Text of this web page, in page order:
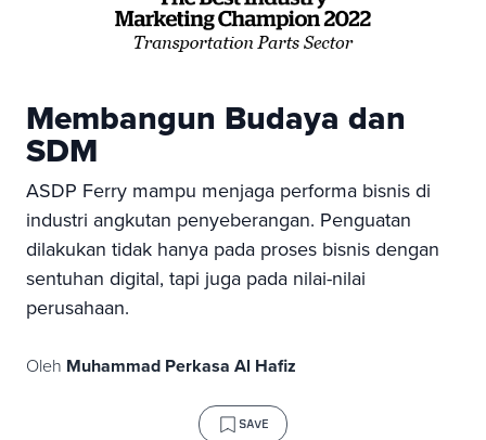
Membangun Budaya dan
SDM
ASDP Ferry mampu menjaga performa bisnis di
industri angkutan penyeberangan. Penguatan
dilakukan tidak hanya pada proses bisnis dengan
sentuhan digital, tapi juga pada nilai-nilai
perusahaan.
Oleh Muhammad Perkasa Al Hafiz
SAVE